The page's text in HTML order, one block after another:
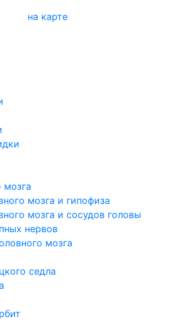
на карте
мозга
мозга и гипофиза
мозга и сосудов головы
нервов
мозга
седла